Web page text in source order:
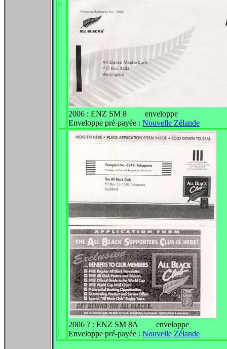
8
2006 : ENZ SM 8 enveloppe
Enveloppe pré-payée : Nouvelle Zélande
2006 ? : ENZ SM 8A enveloppe
Enveloppe pré-payée : Nouvelle Zélande